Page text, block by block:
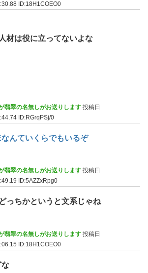
ID:18H1COEO0
材は役に立ってないよな
翡翠の名無しがお送りします 投稿日
ID:RGrqPSj/0
んていくらでもいるぞ
翡翠の名無しがお送りします 投稿日
ID:5AZZxRpg0
っちかというと文系じゃね
翡翠の名無しがお送りします 投稿日
ID:18H1COEO0
な